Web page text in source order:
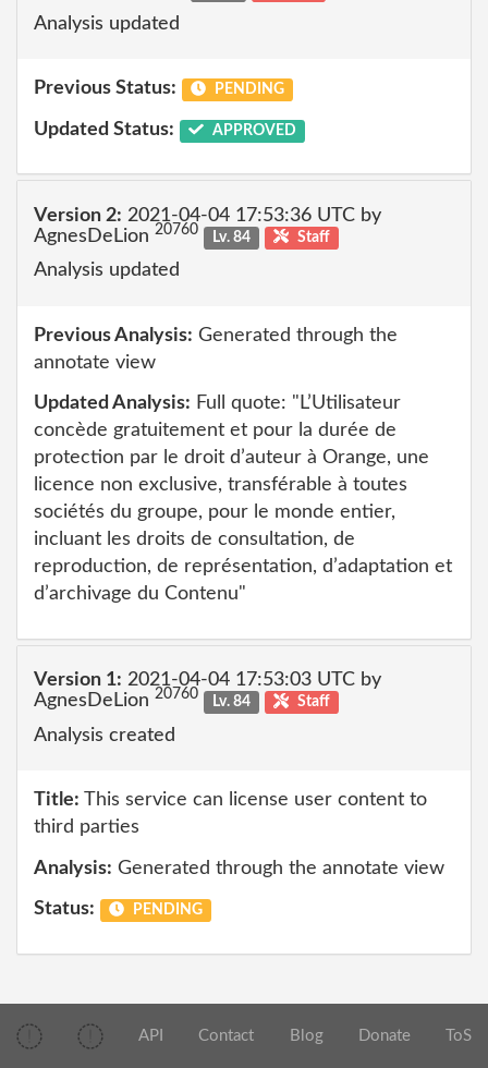
Analysis updated
Previous Status: PENDING
Updated Status: APPROVED
Version 2: 2021-04-04 17:53:36 UTC by
AgnesDeLion 20760 Lv. 84 Staff
Analysis updated
Previous Analysis: Generated through the
annotate view
Updated Analysis: Full quote: "L’Utilisateur
concède gratuitement et pour la durée de
protection par le droit d’auteur à Orange, une
licence non exclusive, transférable à toutes
sociétés du groupe, pour le monde entier,
incluant les droits de consultation, de
reproduction, de représentation, d’adaptation et
d’archivage du Contenu"
Version 1: 2021-04-04 17:53:03 UTC by
AgnesDeLion 20760 Lv. 84 Staff
Analysis created
Title: This service can license user content to
third parties
Analysis: Generated through the annotate view
Status: PENDING
API Contact Blog Donate ToS